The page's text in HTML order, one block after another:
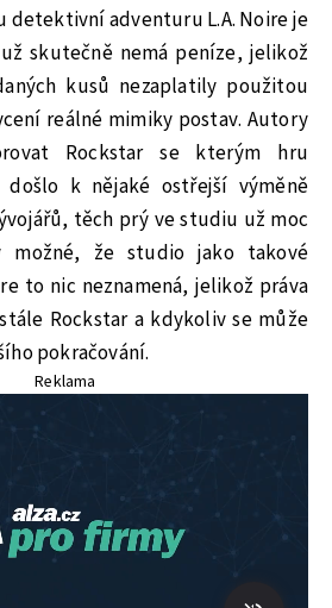
detektivní adventuru L.A. Noire je
skutečně nemá peníze, jelikož
kusů nezaplatily použitou
reálné mimiky postav. Autory
Rockstar se kterým hru
došlo k nějaké ostřejší výměně
těch prý ve studiu už moc
možné, že studio jako takové
to nic neznamená, jelikož práva
Rockstar a kdykoliv se může
pokračování.
Reklama